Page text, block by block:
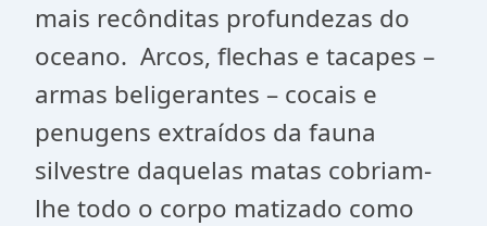
mais recônditas profundezas do
oceano. Arcos, flechas e tacapes –
armas beligerantes – cocais e
penugens extraídos da fauna
silvestre daquelas matas cobriam-
lhe todo o corpo matizado como